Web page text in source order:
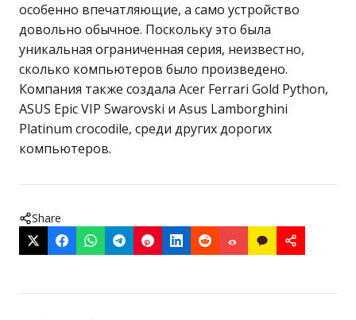
особенно впечатляющие, а само устройство
довольно обычное. Поскольку это была
уникальная ограниченная серия, неизвестно,
сколько компьютеров было произведено.
Компания также создала Acer Ferrari Gold Python,
ASUS Epic VIP Swarovski и Asus Lamborghini
Platinum crocodile, среди других дорогих
компьютеров.
Share